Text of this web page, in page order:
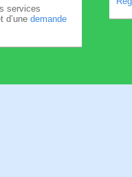
services
d’une demande